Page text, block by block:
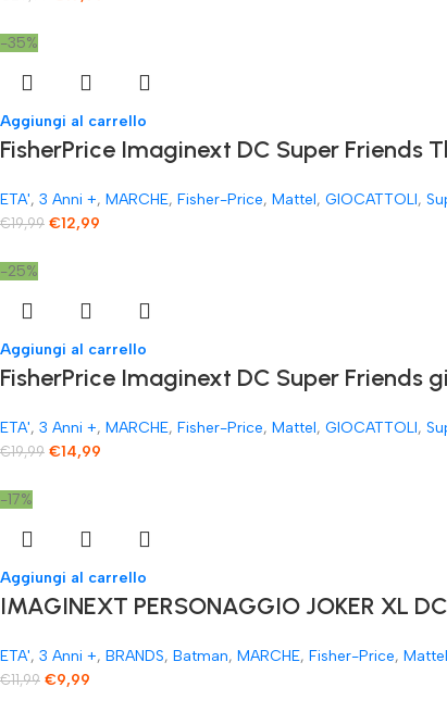
-35%
Aggiungi al carrello
FisherPrice Imaginext DC Super Friends
ETA', 3 Anni +, MARCHE, Fisher-Price, Mattel, GIOCATTOLI,
€19,99 €12,99
-25%
Aggiungi al carrello
FisherPrice Imaginext DC Super
ETA', 3 Anni +, MARCHE, Fisher-Price, Mattel, GIOCATTOLI,
€19,99 €14,99
-17%
Aggiungi al carrello
IMAGINEXT PERSONAGGIO JOKER XL
ETA', 3 Anni +, BRANDS, Batman, MARCHE, Fisher-Price, Mattel
€11,99 €9,99